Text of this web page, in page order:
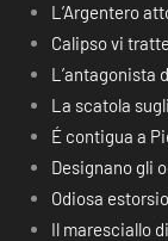
L’Argentero
Calipso vi
L’antagonista
La scatola
É contigua a
Designano gli
Odiosa
Il maresciallo